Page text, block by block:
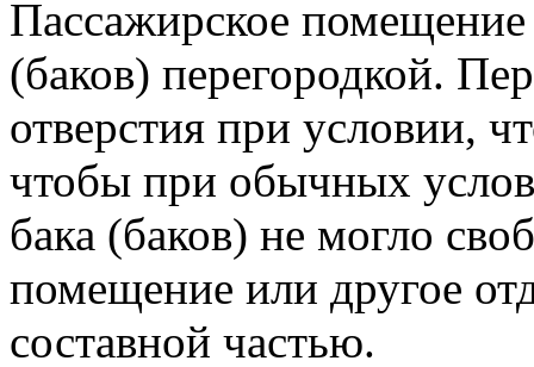
Пассажирское помещение
(баков) перегородкой.
отверстия при условии,
чтобы при обычных
бака (баков) не могло
помещение или другое
составной частью.